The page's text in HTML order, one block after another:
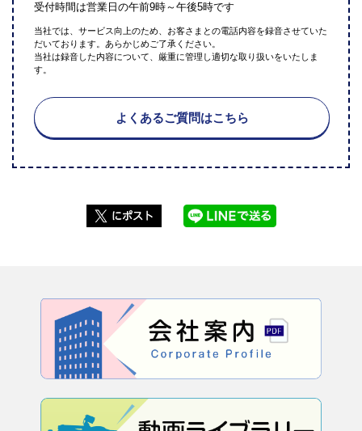
受付時間は営業日の午前9時～午後5時です
当社では、サービス向上のため、お客さまとの電話内容を録音させていた
だいております。あらかじめご了承ください。
当社は録音した内容について、厳重に管理し適切な取り扱いをいたしま
す。
よくあるご質問はこちら